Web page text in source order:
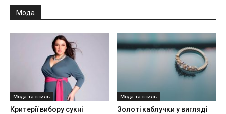
Мода
Мода та стиль
Критерії вибору сукні
Мода та стиль
Золоті каблучки у вигляді